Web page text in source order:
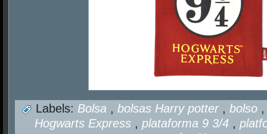
Labels: Bolsa ,bolsas Harry potter ,bolso
Hogwarts Express , plataforma 9 3/4 ,